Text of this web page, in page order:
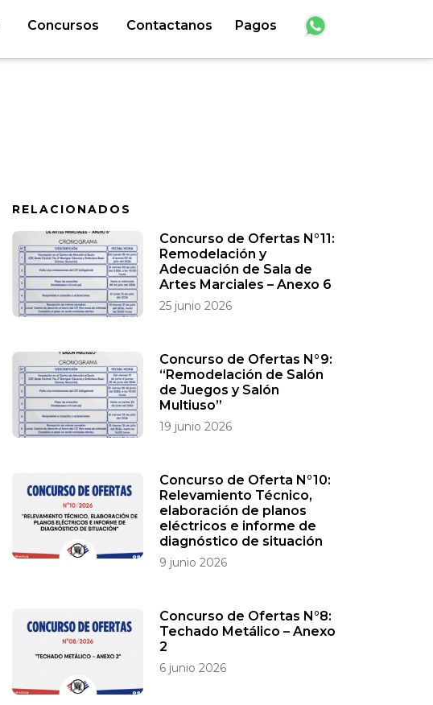
Concursos Contactanos Pagos
RELACIONADOS
Concurso de Ofertas N°11:
Remodelación y
Adecuación de Sala de
Artes Marciales – Anexo 6
25 junio 2026
Concurso de Ofertas N°9:
“Remodelación de Salón
de Juegos y Salón
Multiuso”
19 junio 2026
Concurso de Oferta N°10:
Relevamiento Técnico,
elaboración de planos
eléctricos e informe de
diagnóstico de situación
9 junio 2026
Concurso de Ofertas N°8:
Techado Metálico – Anexo
2
6 junio 2026